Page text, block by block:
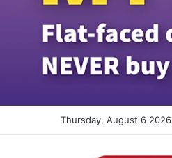
Thursday, August 6 2026